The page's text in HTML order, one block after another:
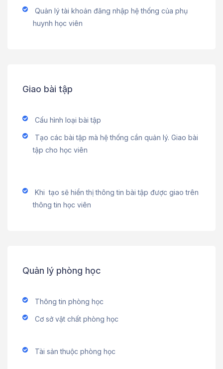
Quản lý tài khoản đăng nhập hệ thống của phụ
huynh học viên
Giao bài tập
Cấu hình loại bài tập
Tạo các bài tập mà hệ thống cần quản lý. Giao bài
tập cho học viên
Khi tạo sẽ hiển thị thông tin bài tập được giao trên
thông tin học viên
Quản lý phòng học
Thông tin phòng học
Cơ sở vật chất phòng học
Tài sản thuộc phòng học